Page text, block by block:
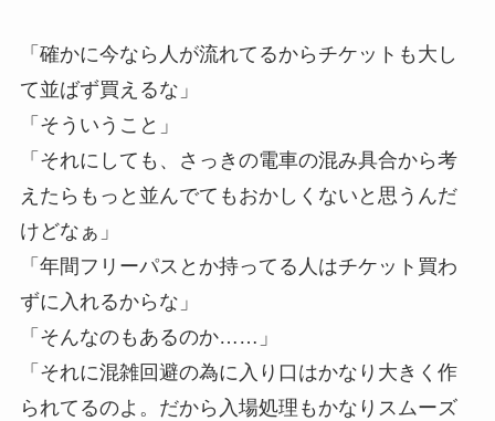
「確かに今なら人が流れてるからチケットも大し
て並ばず買えるな」
「そういうこと」
「それにしても、さっきの電車の混み具合から考
えたらもっと並んでてもおかしくないと思うんだ
けどなぁ」
「年間フリーパスとか持ってる人はチケット買わ
ずに入れるからな」
「そんなのもあるのか……」
「それに混雑回避の為に入り口はかなり大きく作
られてるのよ。だから入場処理もかなりスムーズ